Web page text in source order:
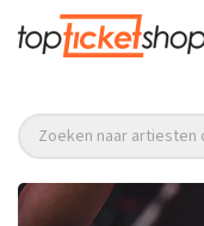
Zoeken naar